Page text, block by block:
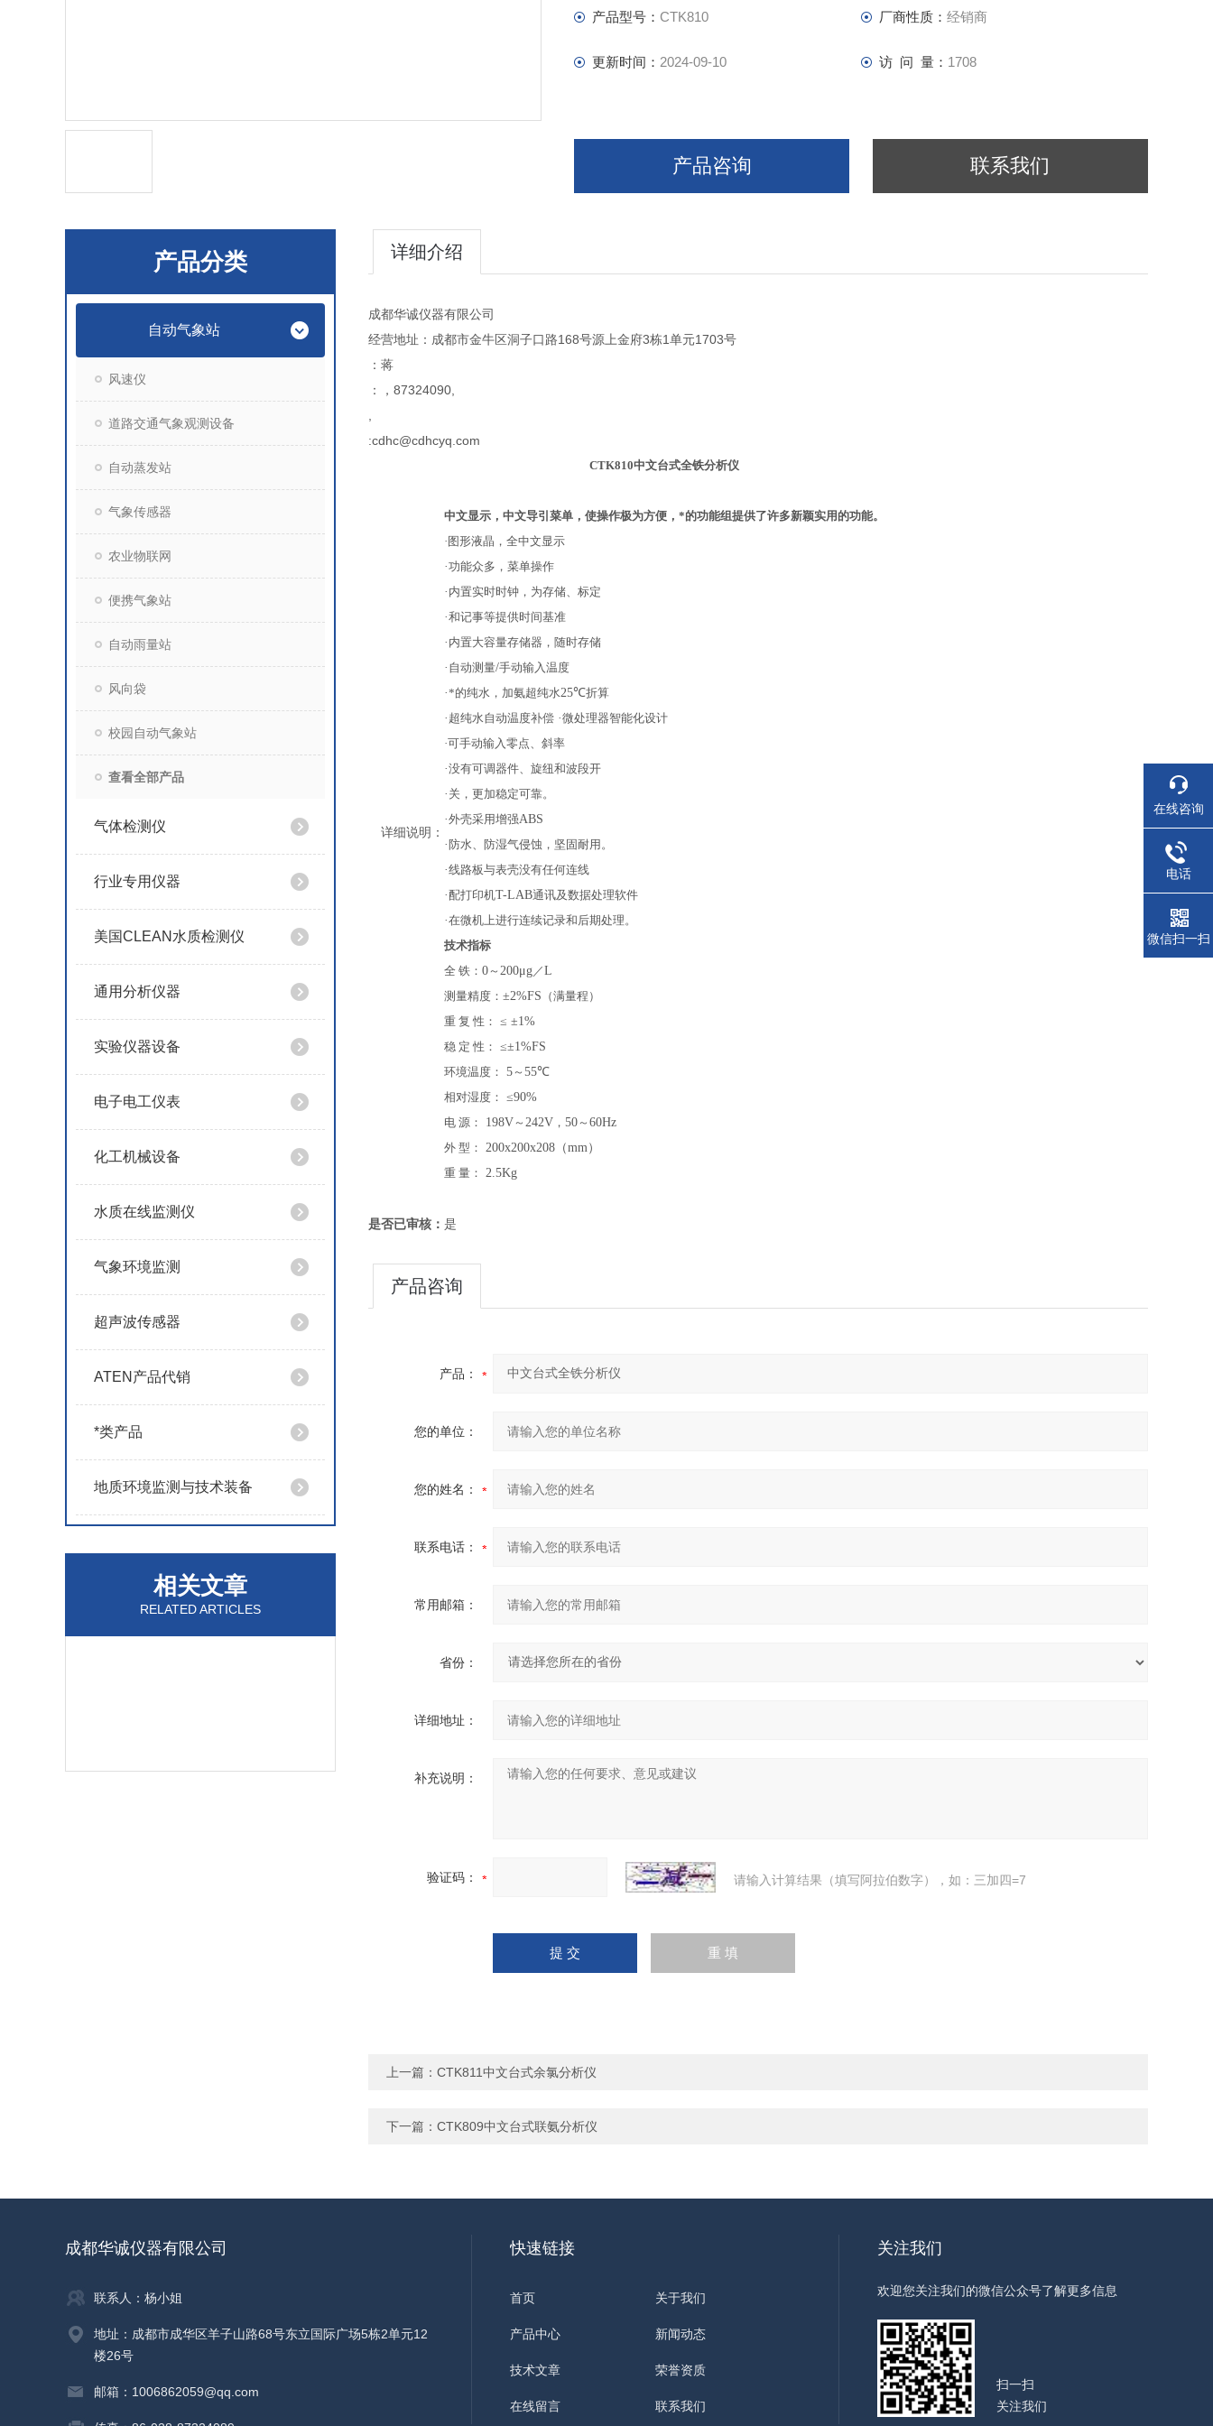
产品型号： CTK810 厂商性质： 经销商
更新时间： 2024-09-10 访 问 量： 1708
产品咨询 联系我们
产品分类
自动气象站
风速仪
道路交通气象观测设备
自动蒸发站
气象传感器
农业物联网
便携气象站
自动雨量站
风向袋
校园自动气象站
查看全部产品
气体检测仪
行业专用仪器
美国CLEAN水质检测仪
通用分析仪器
实验仪器设备
电子电工仪表
化工机械设备
水质在线监测仪
气象环境监测
超声波传感器
ATEN产品代销
*类产品
地质环境监测与技术装备
相关文章
RELATED ARTICLES
详细介绍
成都华诚仪器有限公司
经营地址：成都市金牛区洞子口路168号源上金府3栋1单元1703号
：蒋
：，87324090,
:cdhc@cdhcyq.com
详细说明：
CTK810中文台式全铁分析仪
中文显示，中文导引菜单，使操作极为方便，*的功能组提供了许多新颖实用的功能。
· 图形液晶，全中文显示
·功能众多，菜单操作
· 内置实时时钟，为存储、标定
·和记事等提供时间基准
· 内置大容量存储器，随时存储
· 自动测量/手动输入温度
·*的纯水，加氨超纯水25℃折算
· 超纯水自动温度补偿 ·微处理器智能化设计
·可手动输入零点、斜率
·没有可调器件、旋纽和波段开
· 关，更加稳定可靠。
·外壳采用增强ABS
· 防水、防湿气侵蚀，坚固耐用。
·线路板与表壳没有任何连线
·配打印机T-LAB通讯及数据处理软件
·在微机上进行连续记录和后期处理。
技术指标
全 铁： 0～ 200μg／L
测量精度： ±2%FS （满量程）
重 复 性： ≤ ±1%
稳 定 性： ≤±1%FS
环境温度： 5～ 55℃
相对湿度： ≤90%
电 源：
198V～ 242V ， 50～ 60Hz
外 型： 200x200x208（mm）
重 量： 2.5Kg
是否已审核： 是
产品咨询
产品：
您的单位：
您的姓名：
联系电话：
常用邮箱：
省份：
详细地址：
补充说明：
验证码： 请输入计算结果（填写阿拉伯数字），如：三加四=7
上一篇： CTK811中文台式余氯分析仪
下一篇： CTK809中文台式联氨分析仪
成都华诚仪器有限公司
联系人：杨小姐
地址：成都市成华区羊子山路68号东立国际广场5栋2单元12
楼26号
邮箱：1006862059@qq.com
快速链接
首页 关于我们
产品中心 新闻动态
技术文章 荣誉资质
在线留言 联系我们
关注我们
欢迎您关注我们的微信公众号了解更多信息
扫一扫
关注我们
在线咨询
电话
微信扫一扫